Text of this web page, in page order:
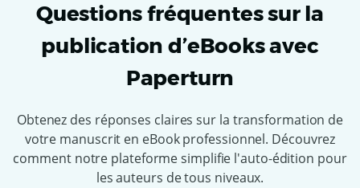
Questions fréquentes sur la
publication d’eBooks avec
Paperturn
Obtenez des réponses claires sur la transformation de
votre manuscrit en eBook professionnel. Découvrez
comment notre plateforme simplifie l'auto-édition pour
les auteurs de tous niveaux.